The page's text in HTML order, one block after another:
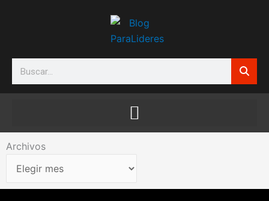
Search
Archivos
Archivos